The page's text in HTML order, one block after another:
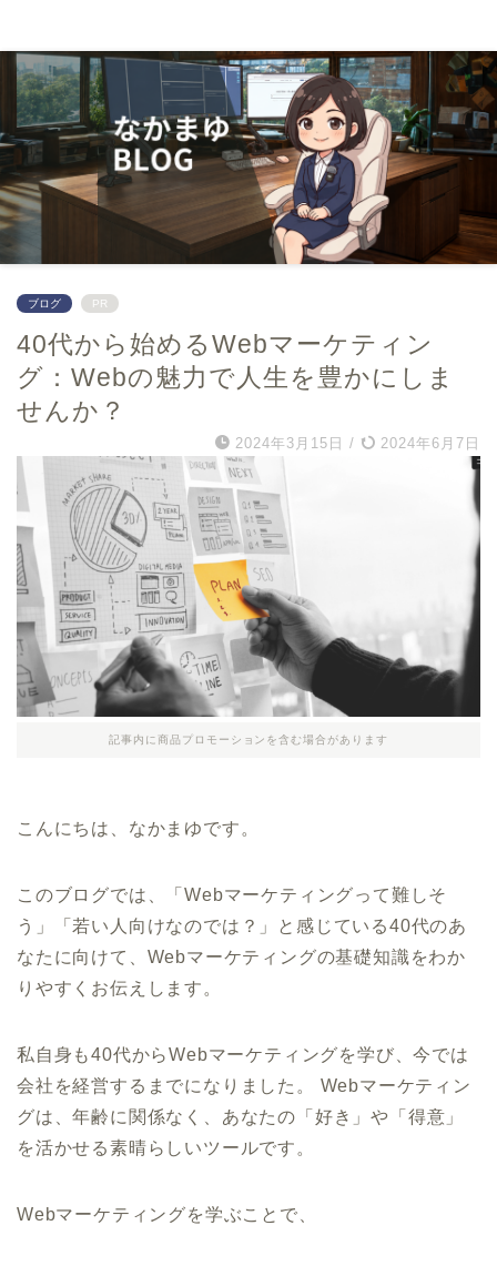
ブログ PR
40代から始めるWebマーケティン
グ：Webの魅力で人生を豊かにしま
せんか？
2024年3月15日 / 2024年6月7日
記事内に商品プロモーションを含む場合があります
こんにちは、なかまゆです。
このブログでは、「Webマーケティングって難しそ
う」「若い人向けなのでは？」と感じている40代のあ
なたに向けて、Webマーケティングの基礎知識をわか
りやすくお伝えします。
私自身も40代からWebマーケティングを学び、今では
会社を経営するまでになりました。 Webマーケティン
グは、年齢に関係なく、あなたの「好き」や「得意」
を活かせる素晴らしいツールです。
Webマーケティングを学ぶことで、